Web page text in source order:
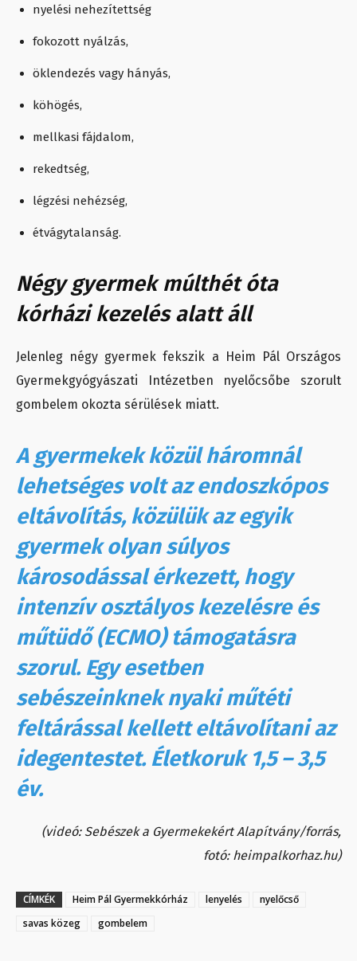
nyelési nehezítettség
fokozott nyálzás,
öklendezés vagy hányás,
köhögés,
mellkasi fájdalom,
rekedtség,
légzési nehézség,
étvágytalanság.
Négy gyermek múlthét óta
kórházi kezelés alatt áll
Jelenleg négy gyermek fekszik a Heim Pál Országos
Gyermekgyógyászati Intézetben nyelőcsőbe szorult
gombelem okozta sérülések miatt.
A gyermekek közül háromnál
lehetséges volt az endoszkópos
eltávolítás, közülük az egyik
gyermek olyan súlyos
károsodással érkezett, hogy
intenzív osztályos kezelésre és
műtüdő (ECMO) támogatásra
szorul. Egy esetben
sebészeinknek nyaki műtéti
feltárással kellett eltávolítani az
idegentestet. Életkoruk 1,5 – 3,5
év.
(videó: Sebészek a Gyermekekért Alapítvány/forrás,
fotó: heimpalkorhaz.hu)
CÍMKÉK Heim Pál Gyermekkórház lenyelés
nyelőcső
savas közeg
gombelem